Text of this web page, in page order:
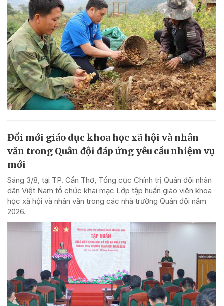
Đổi mới giáo dục khoa học xã hội và nhân
văn trong Quân đội đáp ứng yêu cầu nhiệm vụ
mới
Sáng 3/8, tại TP. Cần Thơ, Tổng cục Chính trị Quân đội nhân
dân Việt Nam tổ chức khai mạc Lớp tập huấn giáo viên khoa
học xã hội và nhân văn trong các nhà trường Quân đội năm
2026.